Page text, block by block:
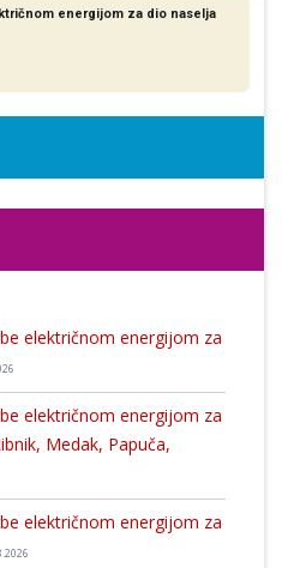
energijom za dio naselja
električnom energijom za
električnom energijom za
Medak, Papuča,
električnom energijom za